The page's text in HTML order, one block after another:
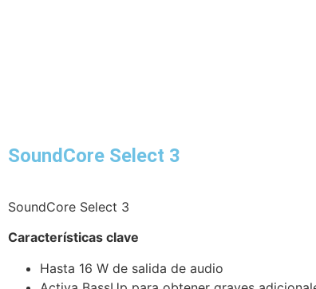
SoundCore Select 3
SoundCore Select 3
Características clave
Hasta 16 W de salida de audio